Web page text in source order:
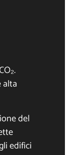
alta
del
edifici